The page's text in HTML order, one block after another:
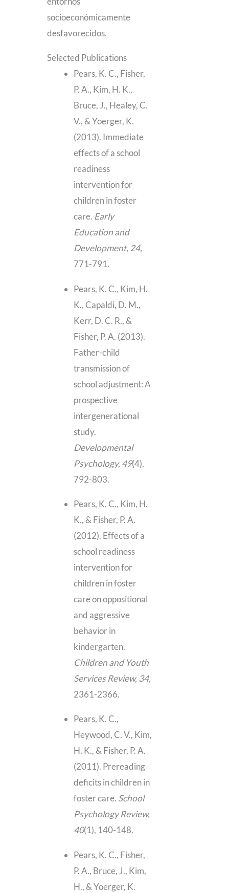
socioeconómicamente
desfavorecidos.
Selected Publications
Pears, K. C., Fisher,
P. A., Kim, H. K.,
Bruce, J., Healey, C.
V., & Yoerger, K.
(2013). Immediate
effects of a school
readiness
intervention for
children in foster
care. Early
Education and
Development, 24,
771-791.
Pears, K. C., Kim, H.
K., Capaldi, D. M.,
Kerr, D. C. R., &
Fisher, P. A. (2013).
Father-child
transmission of
school adjustment: A
prospective
intergenerational
study.
Developmental
Psychology, 49(4),
792-803.
Pears, K. C., Kim, H.
K., & Fisher, P. A.
(2012). Effects of a
school readiness
intervention for
children in foster
care on oppositional
and aggressive
behavior in
kindergarten.
Children and Youth
Services Review, 34,
2361-2366.
Pears, K. C.,
Heywood, C. V., Kim,
H. K., & Fisher, P. A.
(2011). Prereading
deficits in children in
foster care. School
Psychology Review,
40(1), 140-148.
Pears, K. C., Fisher,
P. A., Bruce, J., Kim,
H., & Yoerger, K.